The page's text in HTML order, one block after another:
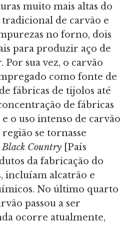
muito mais altas do
de carvão e
no forno, dois
para produzir aço de
sua vez, o carvão
como fonte de
fábricas de tijolos até
de fábricas
o uso intenso de carvão
se tornasse
Black Country [País
da fabricação do
incluíam alcatrão e
No último quarto
passou a ser
ocorre atualmente,